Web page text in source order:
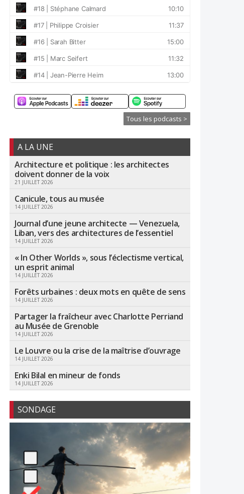
Tous les podcasts >
A LA UNE
Architecture et politique : les architectes
doivent donner de la voix
21 JUILLET 2026
Canicule, tous au musée
14 JUILLET 2026
Journal d’une jeune architecte — Venezuela,
Liban, vers des architectures de l’essentiel
14 JUILLET 2026
« In Other Worlds », sous l’éclectisme vertical,
un esprit animal
14 JUILLET 2026
Forêts urbaines : deux mots en quête de sens
14 JUILLET 2026
Partager la fraîcheur avec Charlotte Perriand
au Musée de Grenoble
14 JUILLET 2026
Le Louvre ou la crise de la maîtrise d’ouvrage
14 JUILLET 2026
Enki Bilal en mineur de fonds
14 JUILLET 2026
SONDAGE